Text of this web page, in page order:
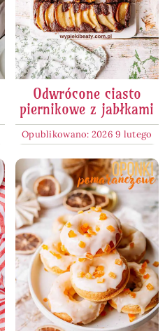
Odwrócone ciasto
piernikowe z jabłkami
Opublikowano: 2026 9 lutego